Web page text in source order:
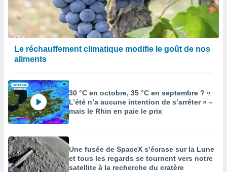
Le réchauffement climatique modifie le goût de nos
aliments
30 °C en octobre, 35 °C en septembre ? «
L’été n’a aucune intention de s’arrêter » –
mais le Rhin en paie le prix
Une fusée de SpaceX s’écrase sur la Lune
et tous les regards se tournent vers notre
satellite à la recherche du cratère